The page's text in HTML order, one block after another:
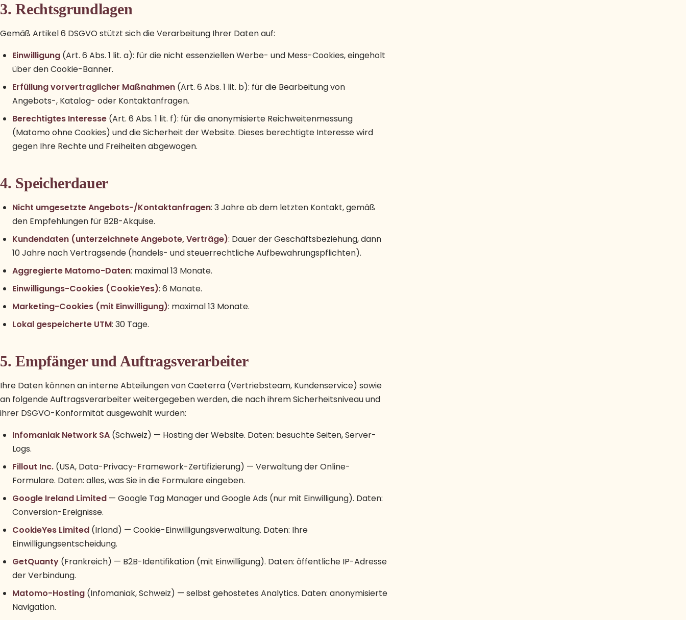
3. Rechtsgrundlagen
Gemäß Artikel 6 DSGVO stützt sich die Verarbeitung Ihrer Daten auf:
Einwilligung (Art. 6 Abs. 1 lit. a): für die nicht essenziellen Werbe- und Mess-Cookies, eingeholt
über den Cookie-Banner.
Erfüllung vorvertraglicher Maßnahmen (Art. 6 Abs. 1 lit. b): für die Bearbeitung von
Angebots-, Katalog- oder Kontaktanfragen.
Berechtigtes Interesse (Art. 6 Abs. 1 lit. f): für die anonymisierte Reichweitenmessung
(Matomo ohne Cookies) und die Sicherheit der Website. Dieses berechtigte Interesse wird
gegen Ihre Rechte und Freiheiten abgewogen.
4. Speicherdauer
Nicht umgesetzte Angebots-/Kontaktanfragen: 3 Jahre ab dem letzten Kontakt, gemäß
den Empfehlungen für B2B-Akquise.
Kundendaten (unterzeichnete Angebote, Verträge): Dauer der Geschäftsbeziehung, dann
10 Jahre nach Vertragsende (handels- und steuerrechtliche Aufbewahrungspflichten).
Aggregierte Matomo-Daten: maximal 13 Monate.
Einwilligungs-Cookies (CookieYes): 6 Monate.
Marketing-Cookies (mit Einwilligung): maximal 13 Monate.
Lokal gespeicherte UTM: 30 Tage.
5. Empfänger und Auftragsverarbeiter
Ihre Daten können an interne Abteilungen von Caeterra (Vertriebsteam, Kundenservice) sowie
an folgende Auftragsverarbeiter weitergegeben werden, die nach ihrem Sicherheitsniveau und
ihrer DSGVO-Konformität ausgewählt wurden:
Infomaniak Network SA (Schweiz) — Hosting der Website. Daten: besuchte Seiten, Server-
Logs.
Fillout Inc. (USA, Data-Privacy-Framework-Zertifizierung) — Verwaltung der Online-
Formulare. Daten: alles, was Sie in die Formulare eingeben.
Google Ireland Limited — Google Tag Manager und Google Ads (nur mit Einwilligung). Daten:
Conversion-Ereignisse.
CookieYes Limited (Irland) — Cookie-Einwilligungsverwaltung. Daten: Ihre
Einwilligungsentscheidung.
GetQuanty (Frankreich) — B2B-Identifikation (mit Einwilligung). Daten: öffentliche IP-Adresse
der Verbindung.
Matomo-Hosting (Infomaniak, Schweiz) — selbst gehostetes Analytics. Daten: anonymisierte
Navigation.